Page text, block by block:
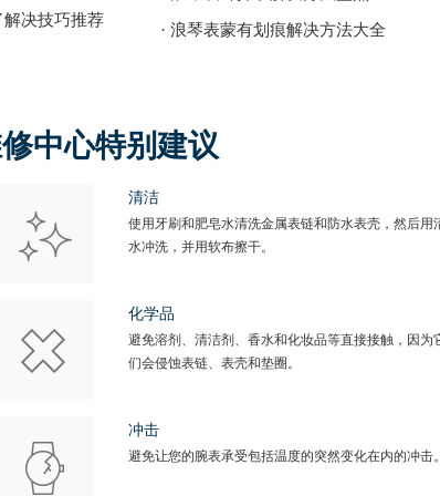
解决技巧推荐
· 浪琴表蒙有划痕解决方法大全
中心特别建议
清洁
使用牙刷和肥皂水清洗金属表链和防水表壳，然后用
水冲洗，并用软布擦干。
化学品
避免溶剂、清洁剂、香水和化妆品等直接接触，因为
们会侵蚀表链、表壳和垫圈。
冲击
避免让您的腕表承受包括温度的突然变化在内的冲击。